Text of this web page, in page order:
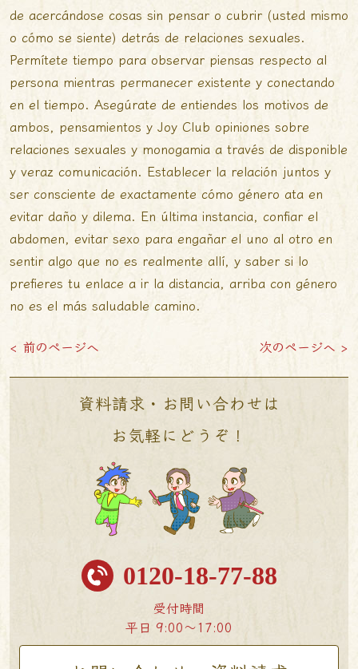
de acercándose cosas sin pensar o cubrir (usted mismo
o cómo se siente) detrás de relaciones sexuales.
Permítete tiempo para observar piensas respecto al
persona mientras permanecer existente y conectando
en el tiempo. Asegúrate de entiendes los motivos de
ambos, pensamientos y Joy Club opiniones sobre
relaciones sexuales y monogamia a través de disponible
y veraz comunicación. Establecer la relación juntos y
ser consciente de exactamente cómo género ata en
evitar daño y dilema. En última instancia, confiar el
abdomen, evitar sexo para engañar el uno al otro en
sentir algo que no es realmente allí, y saber si lo
prefieres tu enlace a ir la distancia, arriba con género
no es el más saludable camino.
< 前のページへ 次のページへ >
資料請求・お問い合わせは
お気軽にどうぞ！
0120-18-77-88
受付時間
平日 9:00〜17:00